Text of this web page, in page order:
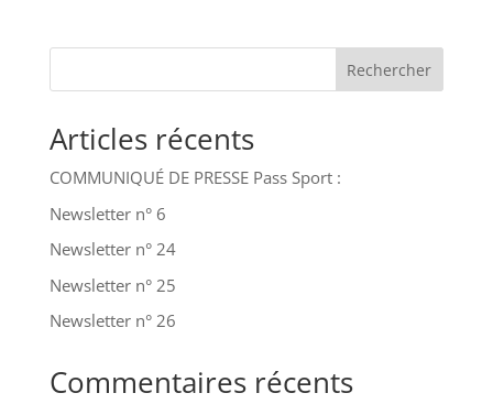
Rechercher
Articles récents
COMMUNIQUÉ DE PRESSE Pass Sport :
Newsletter n° 6
Newsletter n° 24
Newsletter n° 25
Newsletter n° 26
Commentaires récents